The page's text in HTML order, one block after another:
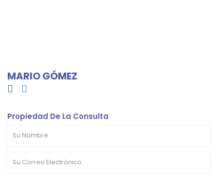
MARIO GÓMEZ
Propiedad De La Consulta